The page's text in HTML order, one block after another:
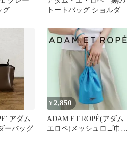
グ
トートバッグ ショルダー
アダム
ーバッグ
¥2,850
ADAM ET ROPÉ(アダム
エロペ)メッシュロゴ巾着